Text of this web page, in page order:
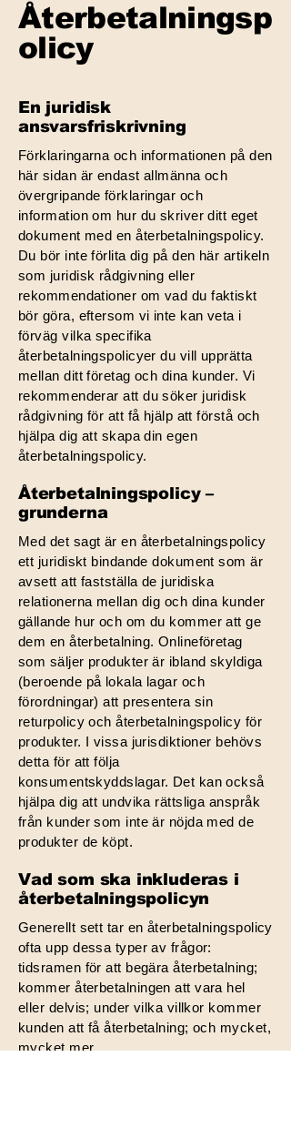
Återbetalningsp
olicy
En juridisk
ansvarsfriskrivning
Förklaringarna och informationen på den
här sidan är endast allmänna och
övergripande förklaringar och
information om hur du skriver ditt eget
dokument med en återbetalningspolicy.
Du bör inte förlita dig på den här artikeln
som juridisk rådgivning eller
rekommendationer om vad du faktiskt
bör göra, eftersom vi inte kan veta i
förväg vilka specifika
återbetalningspolicyer du vill upprätta
mellan ditt företag och dina kunder. Vi
rekommenderar att du söker juridisk
rådgivning för att få hjälp att förstå och
hjälpa dig att skapa din egen
återbetalningspolicy.
Återbetalningspolicy –
grunderna
Med det sagt är en återbetalningspolicy
ett juridiskt bindande dokument som är
avsett att fastställa de juridiska
relationerna mellan dig och dina kunder
gällande hur och om du kommer att ge
dem en återbetalning. Onlineföretag
som säljer produkter är ibland skyldiga
(beroende på lokala lagar och
förordningar) att presentera sin
returpolicy och återbetalningspolicy för
produkter. I vissa jurisdiktioner behövs
detta för att följa
konsumentskyddslagar. Det kan också
hjälpa dig att undvika rättsliga anspråk
från kunder som inte är nöjda med de
produkter de köpt.
Vad som ska inkluderas i
återbetalningspolicyn
Generellt sett tar en återbetalningspolicy
ofta upp dessa typer av frågor:
tidsramen för att begära återbetalning;
kommer återbetalningen att vara hel
eller delvis; under vilka villkor kommer
kunden att få återbetalning; och mycket,
mycket mer.